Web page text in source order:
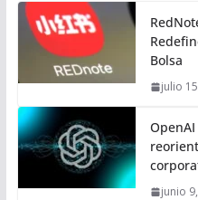
Bolsa
julio
junio